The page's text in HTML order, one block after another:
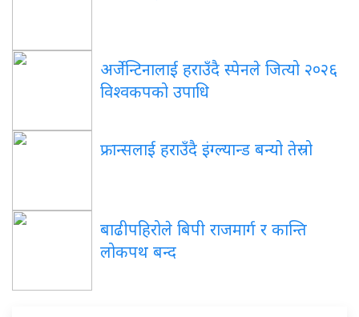
अर्जेन्टिनालाई हराउँदै स्पेनले जित्यो २०२६
विश्वकपको उपाधि
फ्रान्सलाई हराउँदै इंग्ल्यान्ड बन्यो तेस्रो
बाढीपहिरोले बिपी राजमार्ग र कान्ति
लोकपथ बन्द